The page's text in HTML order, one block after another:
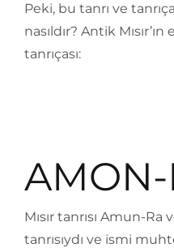
Peki, bu tanrı ve
nasıldır? Antik
tanrıçası:
Mısır tanrısı Amun-
tanrısıydı ve ismi